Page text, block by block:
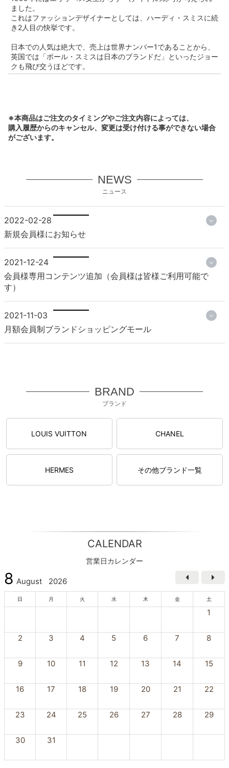
ました。
これはファッションデザイナーとしては、ハーディ・スミスに続
き2人目の快挙です。
日本での人気は絶大で、売上は世界ナンバー1であることから、
英国では「ポール・スミスは日本のブランドだ」といったジョー
クも飛び交うほどです。
※本商品はご注文のタイミングやご注文内容によっては、
購入履歴からのキャンセル、変更は受け付ける事ができない場合
がございます。
NEWS
ニュース
2022-02-28
新規会員様にお知らせ
2021-12-24
会員様専用コンテンツ追加（会員様は皆様ご利用可能で
す）
2021-11-03
月額会員制ブランドショッピングモール
BRAND
ブランド
LOUIS VUITTON CHANEL
HERMES その他ブランド一覧
CALENDAR
営業日カレンダー
8 August 2026
日 月 火 水 木 金 土
1
2 3 4 5 6 7 8
9 10 11 12 13 14 15
16 17 18 19 20 21 22
23 24 25 26 27 28 29
30 31